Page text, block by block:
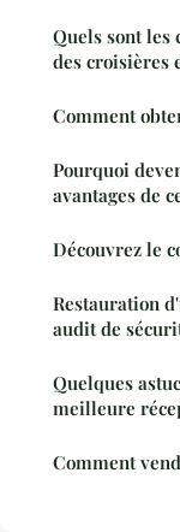
Quels sont les
des croisières
Comment
Pourquoi
avantages de
Découvrez le
Restauration
audit de
Quelques
meilleure
Comment